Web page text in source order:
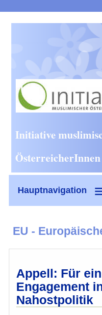
Initiative
ÖsterreicherInnen
Hauptnavigation
EU -
Appell: Für
Engagement
Nahostpolitik